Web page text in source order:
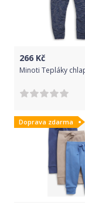
266 Kč
Doprava zdarma